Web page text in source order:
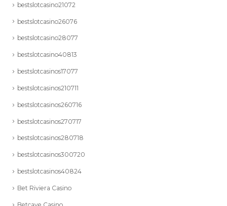
bestslotcasino21072
bestslotcasino26076
bestslotcasino28077
bestslotcasino40813
bestslotcasinos17077
bestslotcasinos210711
bestslotcasinos260716
bestslotcasinos270717
bestslotcasinos280718
bestslotcasinos300720
bestslotcasinos40824
Bet Riviera Casino